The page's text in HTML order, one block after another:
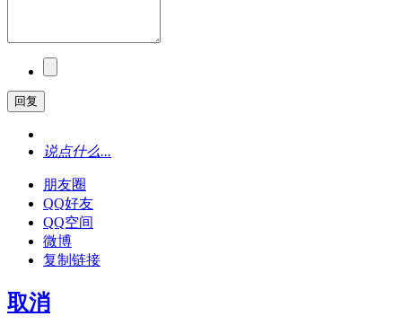
回复
说点什么...
朋友圈
QQ好友
QQ空间
微博
复制链接
取消